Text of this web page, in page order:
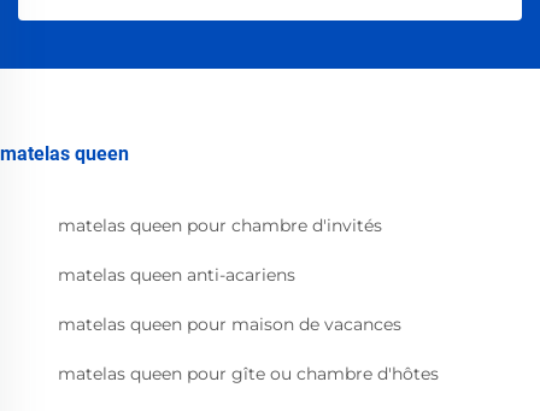
matelas queen
matelas queen pour chambre d'invités
matelas queen anti-acariens
matelas queen pour maison de vacances
matelas queen pour gîte ou chambre d'hôtes